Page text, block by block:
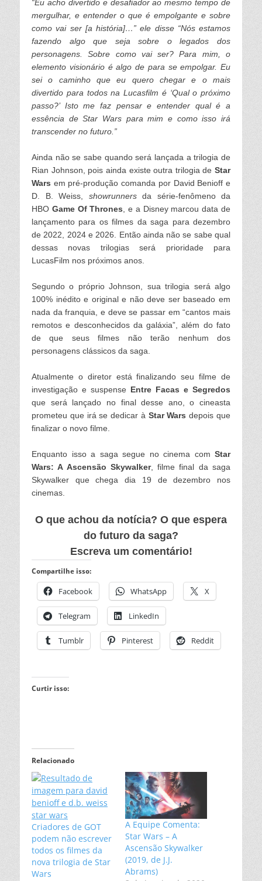
“Eu acho divertido e desafiador ao mesmo tempo de
mergulhar, e entender o que é empolgante e sobre
como vai ser [a história]…” ele disse “Nós estamos
fazendo algo que seja sobre o legados dos
personagens. Sobre como vai ser? Para mim, o
elemento visionário é algo de para se empolgar. Eu
sei o caminho que eu quero chegar e o mais
divertido para todos na Lucasfilm é ‘Qual o próximo
passo?’ Isto me faz pensar e entender qual é a
essência de Star Wars para mim e como isso irá
transcender no futuro.”
Ainda não se sabe quando será lançada a trilogia de
Rian Johnson, pois ainda existe outra trilogia de Star
Wars em pré-produção comanda por David Benioff e
D. B. Weiss, showrunners da série-fenômeno da
HBO Game Of Thrones , e a Disney marcou data de
lançamento para os filmes da saga para dezembro
de 2022, 2024 e 2026. Então ainda não se sabe qual
dessas novas trilogias será prioridade para
LucasFilm nos próximos anos.
Segundo o próprio Johnson, sua trilogia será algo
100% inédito e original e não deve ser baseado em
nada da franquia, e deve se passar em “cantos mais
remotos e desconhecidos da galáxia”, além do fato
de que seus filmes não terão nenhum dos
personagens clássicos da saga.
Atualmente o diretor está finalizando seu filme de
investigação e suspense Entre Facas e Segredos
que será lançado no final desse ano, o cineasta
prometeu que irá se dedicar à Star Wars depois que
finalizar o novo filme.
Enquanto isso a saga segue no cinema com Star
Wars: A Ascensão Skywalker, filme final da saga
Skywalker que chega dia 19 de dezembro nos
cinemas.
O que achou da notícia? O que espera
do futuro da saga?
Escreva um comentário!
Compartilhe isso:
Facebook WhatsApp X
Telegram LinkedIn
Tumblr Pinterest Reddit
Curtir isso:
Relacionado
Criadores de GOT
podem não escrever
todos os filmes da
nova trilogia de Star
Wars
A Equipe Comenta:
Star Wars – A
Ascensão Skywalker
(2019, de J.J.
Abrams)